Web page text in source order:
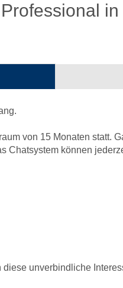
von 15 Monaten statt.
Chatsystem können
unverbindliche